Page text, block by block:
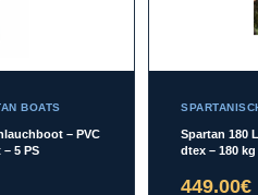
BOATS
– PVC
5 PS
Spartan 180
dtex – 180
449.00€